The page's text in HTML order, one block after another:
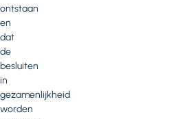
ontstaan
en
dat
de
besluiten
in
gezamenlijkheid
worden